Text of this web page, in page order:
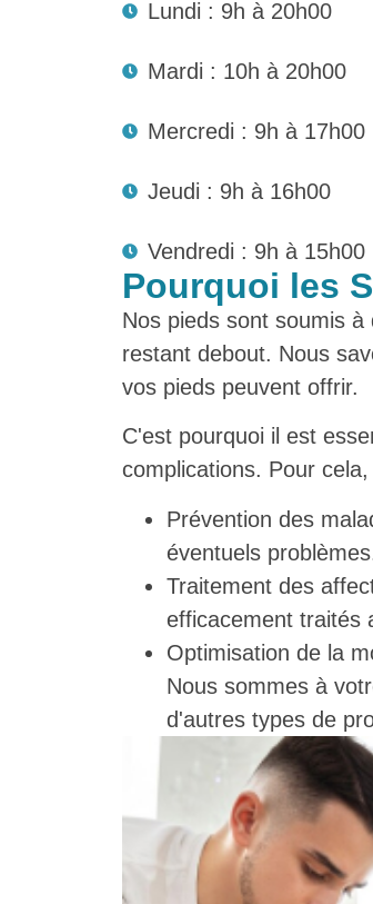
Lundi : 9h à 20h00
Mardi : 10h à 20h00
Mercredi : 9h à 17h00
Jeudi : 9h à 16h00
Vendredi : 9h à 15h00
Pourquoi les
Nos pieds sont soumis
restant debout. Nous
vos pieds peuvent offrir.
C'est pourquoi il est
complications. Pour
Prévention des
éventuels
Traitement des
efficacement traités
Optimisation de la
Nous sommes à
d'autres types de